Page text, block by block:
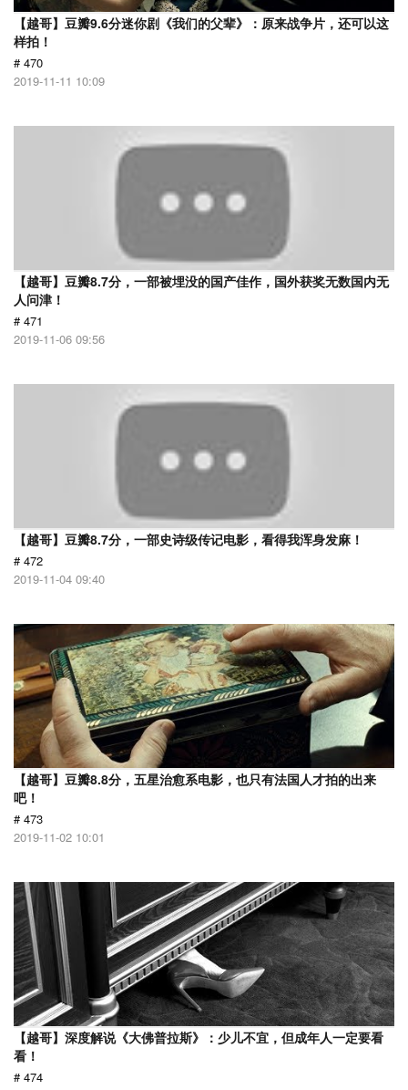
【越哥】豆瓣9.6分迷你剧《我们的父辈》：原来战争片，还可以这
样拍！
# 470
2019-11-11 10:09
【越哥】豆瓣8.7分，一部被埋没的国产佳作，国外获奖无数国内无
人问津！
# 471
2019-11-06 09:56
【越哥】豆瓣8.7分，一部史诗级传记电影，看得我浑身发麻！
# 472
2019-11-04 09:40
【越哥】豆瓣8.8分，五星治愈系电影，也只有法国人才拍的出来
吧！
# 473
2019-11-02 10:01
【越哥】深度解说《大佛普拉斯》：少儿不宜，但成年人一定要看
看！
# 474